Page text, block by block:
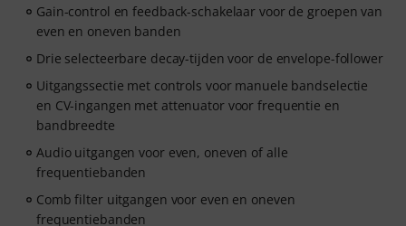
Gain-control en feedback-schakelaar voor de groepen van
even en oneven banden
Drie selecteerbare decay-tijden voor de envelope-follower
Uitgangssectie met controls voor manuele bandselectie
en CV-ingangen met attenuator voor frequentie en
bandbreedte
Audio uitgangen voor even, oneven of alle
frequentiebanden
Comb filter uitgangen voor even en oneven
frequentiebanden